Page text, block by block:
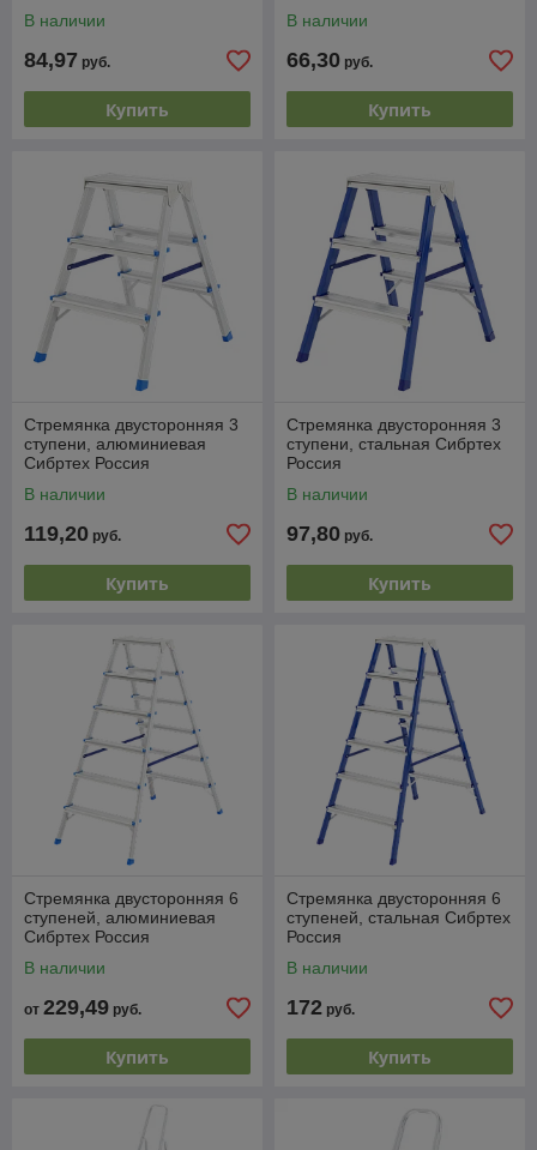
В наличии
84,97 руб.
Купить
В наличии
66,30 руб.
Купить
Стремянка двусторонняя 3
ступени, алюминиевая
Сибртех Россия
В наличии
119,20 руб.
Купить
Стремянка двусторонняя 3
ступени, стальная Сибртех
Россия
В наличии
97,80 руб.
Купить
Стремянка двусторонняя 6
ступеней, алюминиевая
Сибртех Россия
В наличии
от 229,49 руб.
Купить
Стремянка двусторонняя 6
ступеней, стальная Сибртех
Россия
В наличии
172 руб.
Купить